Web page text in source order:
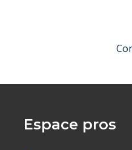
Espace pros